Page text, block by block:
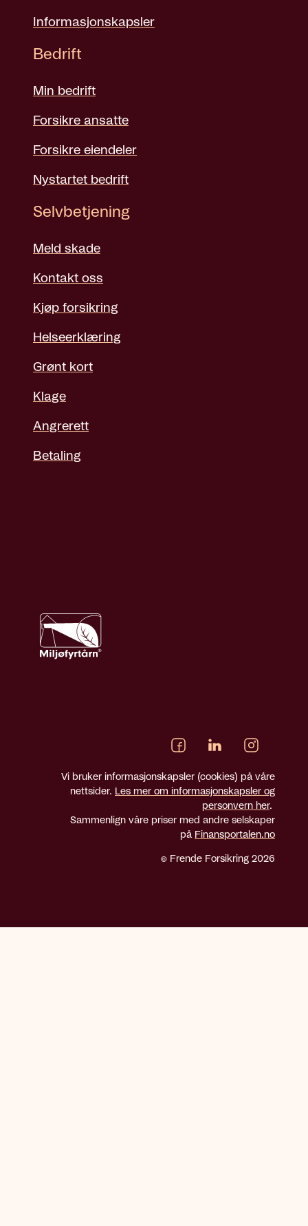
Informasjonskapsler
Bedrift
Min bedrift
Forsikre ansatte
Forsikre eiendeler
Nystartet bedrift
Selvbetjening
Meld skade
Kontakt oss
Kjøp forsikring
Helseerklæring
Grønt kort
Klage
Angrerett
Betaling
Vi bruker informasjonskapsler (cookies) på våre
nettsider. Les mer om informasjonskapsler og
personvern her.
Sammenlign våre priser med andre selskaper
på Finansportalen.no
© Frende Forsikring 2026